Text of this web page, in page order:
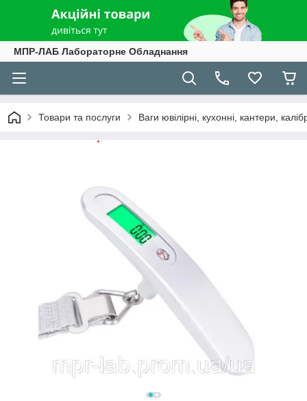
МПР-ЛАБ Лабораторне Обладнання
Товари та послуги Ваги ювілірні, кухонні, кантери,